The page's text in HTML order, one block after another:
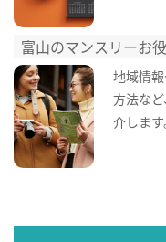
富山のマンスリーお
地域情
方法な
介します